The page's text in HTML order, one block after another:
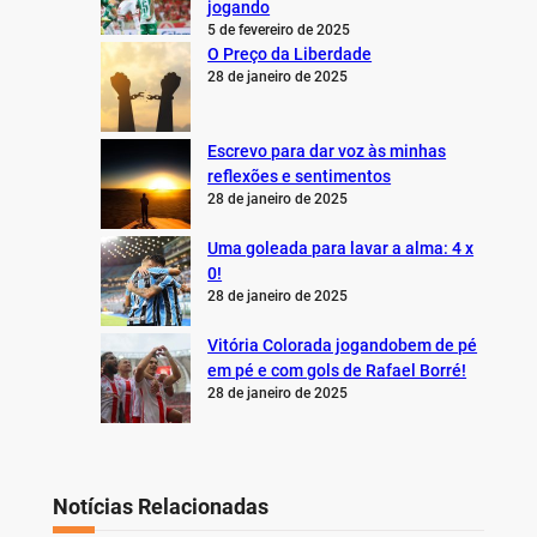
jogando
5 de fevereiro de 2025
O Preço da Liberdade
28 de janeiro de 2025
Escrevo para dar voz às minhas
reflexões e sentimentos
28 de janeiro de 2025
Uma goleada para lavar a alma: 4 x
0!
28 de janeiro de 2025
Vitória Colorada jogandobem de pé
em pé e com gols de Rafael Borré!
28 de janeiro de 2025
Notícias Relacionadas